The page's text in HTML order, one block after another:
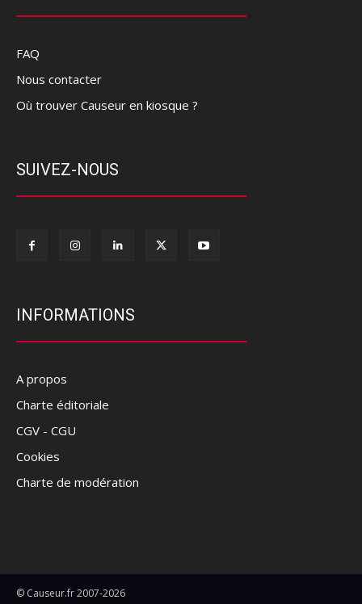
FAQ
Nous contacter
Où trouver Causeur en kiosque ?
SUIVEZ-NOUS
INFORMATIONS
A propos
Charte éditoriale
CGV - CGU
Cookies
Charte de modération
© Causeur.fr 2007-2026